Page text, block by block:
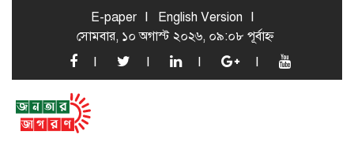
E-paper
English Version
সোমবার, ১০ অগাস্ট ২০২৬, ০৯:০৮ পূর্বাহ্ন